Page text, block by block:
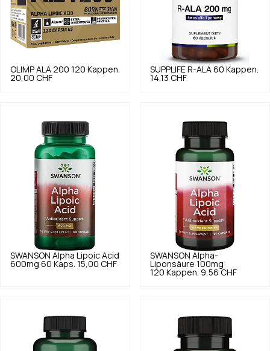
OLIMP ALA 200 120 Kappen.
20,00 CHF
SUPPLIFE R-ALA 60 Kappen.
14,13 CHF
SWANSON Alpha Lipoic Acid
600mg 60 Kaps. 15,00 CHF
SWANSON Alpha-
Liponsäure 100mg
120 Kappen. 9,56 CHF